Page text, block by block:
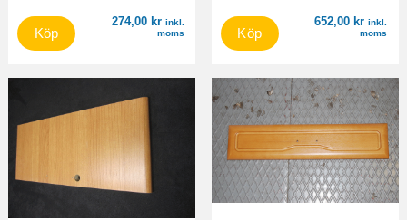
274,00 kr inkl.
moms
Köp
652,00 kr inkl.
moms
Köp